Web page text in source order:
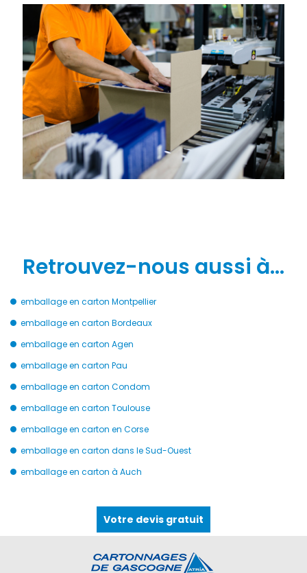
Retrouvez-nous aussi à…
emballage en carton Montpellier
emballage en carton Bordeaux
emballage en carton Agen
emballage en carton Pau
emballage en carton Condom
emballage en carton Toulouse
emballage en carton en Corse
emballage en carton dans le Sud-Ouest
emballage en carton à Auch
Votre devis gratuit